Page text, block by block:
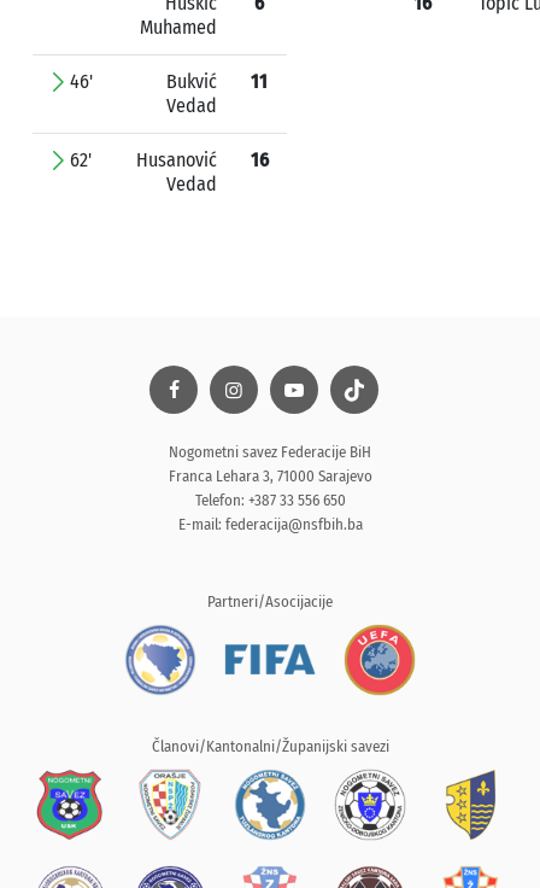
Muhamed
46'
Bukvić
Vedad
11
62'
Husanović
Vedad
16
Nogometni savez Federacije BiH
Franca Lehara 3, 71000 Sarajevo
Telefon: +387 33 556 650
E-mail: federacija@nsfbih.ba
Partneri/Asocijacije
Članovi/Kantonalni/Županijski savezi